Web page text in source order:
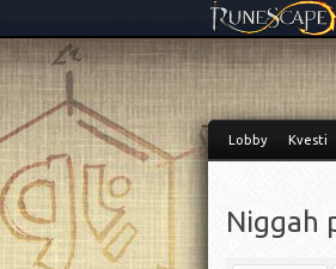
Lobby Kvesti
Niggah